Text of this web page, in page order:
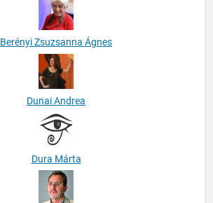
Berényi Zsuzsanna Ágnes
Dunai Andrea
Dura Márta